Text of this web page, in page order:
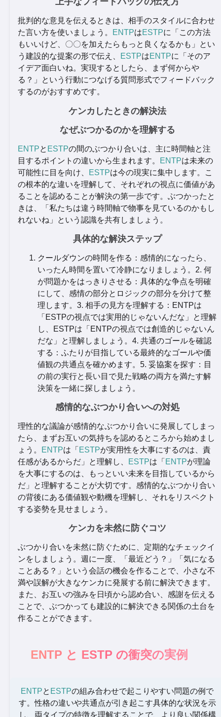
批判的な意見を伝えるときは、相手のスタイルに合わせ
た言い方を使いましょう。
ENTPはESTPに「この方法
もいいけど、〇〇を加えたらもっと良くなるかも」とい
う建設的な提案の形で伝え、
ESTPはENTPに「そのア
イデア面白いね。実現するとしたら、まず何からや
る？」という行動につなげる質問形式でフィードバック
するのがおすすめです。
ケンカしたときの解決法
なぜぶつかるのかを理解する
ENTPと ESTPの間のぶつかり合いは、主に時間軸と注
目するポイントの違いから生まれます。
ENTPは未来の
可能性に目を向け、
ESTPは今の現実に集中します。こ
の根本的な違いを理解して、それぞれの視点に価値があ
ることを認めることが解決の第一歩です。ぶつかったと
きは、「私たちは違う時間軸で物事を見ているのかもし
れないね」という認識を共有しましょう。
具体的な解決ステップ
クールダウンの時間を作る：感情的になったら、
いったん時間を置いて冷静になりましょう。2. 何
が問題かをはっきりさせる：具体的な争点を明確
にして、感情の部分とロジックの部分を分けて整
理します。3. 相手の見方を理解する：ENTPは
「ESTPの視点では実用的じゃないんだな」と理解
し、ESTPは「ENTPの視点では創造的じゃないん
だな」と理解しましょう。4. 共通のゴールを確認
する：ふたりが目指している最終的なゴールや価
値観の共通点を確かめます。5. 妥協案を探す：目
の前の実行と長い目で見た戦略の両方を満たす解
決策を一緒に探しましょう。
感情的なぶつかり合いへの対処
理性的な議論が感情的なぶつかり合いに発展してしまっ
たら、まずお互いの気持ちを認めるところから始めまし
ょう。
ENTPは「 ESTPが実用性を大事にするのは、責
任感があるからだ」と理解し、
ESTPは「 ENTPが理論
を大事にするのは、もっといい未来を目指しているから
だ」と理解することが大切です。感情的なぶつかり合い
の背後にある価値観や動機を理解し、それをリスペクト
する姿勢を見せましょう。
ケンカを未然に防ぐコツ
ぶつかり合いを未然に防ぐために、定期的なチェックイ
ンをしましょう。週に一度、「最近どう？」「気になる
ことある？」という会話の機会を作ることで、小さな不
満や誤解が大きなケンカに発展する前に解決できます。
また、お互いの強みを日頃から認め合い、感謝を伝える
ことで、ぶつかっても建設的に解決できる関係の土台を
作ることができます。
ENTP と ESTP の衝突の実例
ENTPと ESTPの組み合わせで起こりやすい問題の例で
す。性格の違いや共通点が引き起こす具体的な状況を示
し、両タイプの特徴を理解することで、より良い関係構